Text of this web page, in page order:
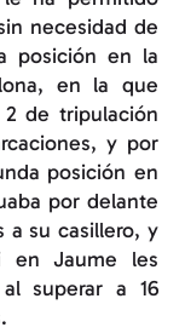
necesidad de
posición en la
en la que
de tripulación
y por
posición en
por delante
a su casillero, y
en Jaume les
superar a 16